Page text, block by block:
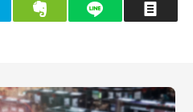
はてブ クリップ LINEで送る